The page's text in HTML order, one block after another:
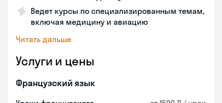
Ведет курсы по специализированным темам,
включая медицину и авиацию
Читать дальше
Услуги и цены
Французский язык